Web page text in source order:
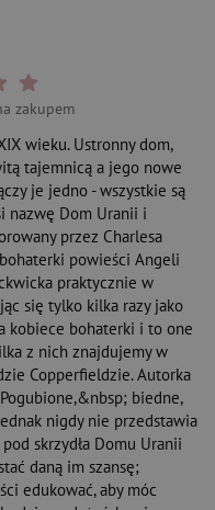
Twoja ocena: Arcydzieło
ocena: Wybitna 9/10"
Rewelacyjna 8/10"
Bardzo dobra 7/10"
6/10"
5/10"
10"
zakupem
wieku. Ustronny dom,
tajemnicą a jego nowe
je jedno - wszystkie są
nazwę Dom Uranii i
przez Charlesa
powieści Angeli
praktycznie w
się tylko kilka razy jako
kobiece bohaterki i to one
z nich znajdujemy w
Copperfieldzie. Autorka
biedne,
nigdy nie przedstawia
skrzydła Domu Uranii
daną im szansę;
edukować, aby móc